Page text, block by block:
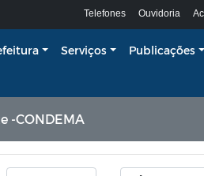
Telefones Ouvidoria
Serviços Publicações
-CONDEMA